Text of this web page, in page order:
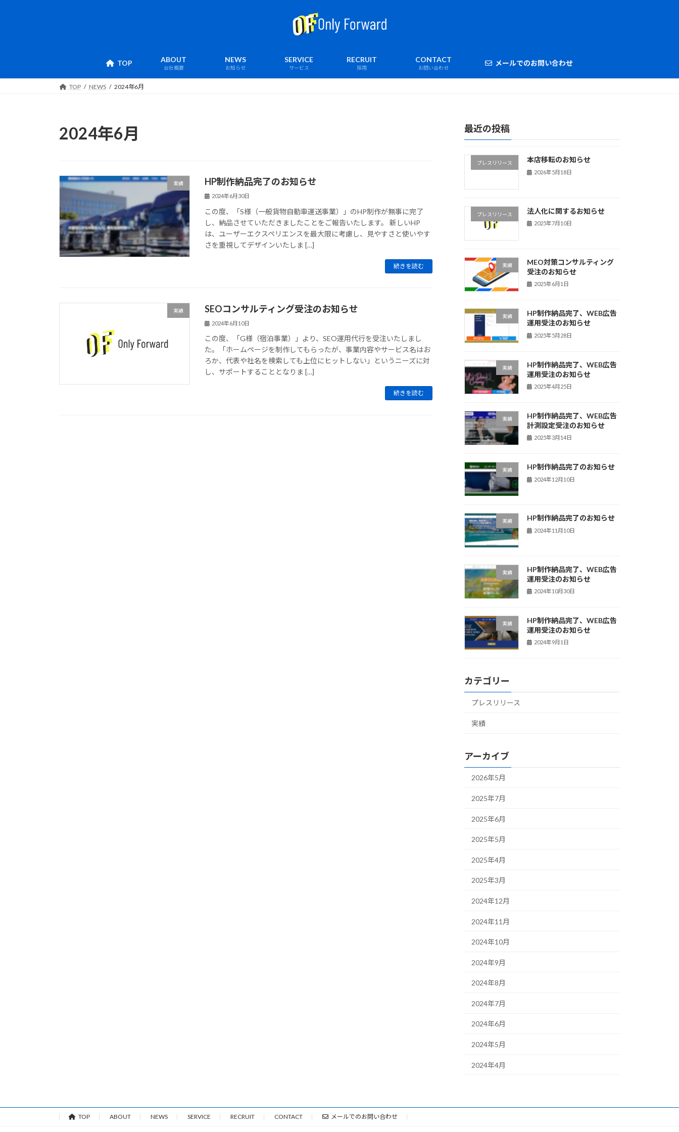
ス
ン
TOP ABOUT
会社概要
NEWS
お知らせ
SERVICE
サービス
RECRUIT
採用
CONTACT
お問い合わせ
メールでのお問い合わせ
TOP NEWS 2024年6月
2024年6月
実績 HP制作納品完了のお知らせ
2024年6月30日
この度、「S様（一般貨物自動車運送事業）」のHP制作が無事に完了
し、納品させていただきましたことをご報告いたします。 新しいHP
は、ユーザーエクスペリエンスを最大限に考慮し、見やすさと使いやす
さを重視してデザインいたしま […]
続きを読む
実績 SEOコンサルティング受注のお知らせ
2024年6月10日
この度、「G様（宿泊事業）」より、SEO運用代行を受注いたしまし
た。「ホームページを制作してもらったが、事業内容やサービス名はお
ろか、代表や社名を検索しても上位にヒットしない」というニーズに対
し、サポートすることとなりま […]
続きを読む
最近の投稿
プレスリリース 本店移転のお知らせ
2026年5月18日
プレスリリース 法人化に関するお知らせ
2025年7月10日
実績
MEO対策コンサルティング
受注のお知らせ
2025年6月1日
実績
HP制作納品完了、WEB広告
運用受注のお知らせ
2025年5月28日
実績
HP制作納品完了、WEB広告
運用受注のお知らせ
2025年4月25日
実績
HP制作納品完了、WEB広告
計測設定受注のお知らせ
2025年3月14日
実績 HP制作納品完了のお知らせ
2024年12月10日
実績 HP制作納品完了のお知らせ
2024年11月10日
実績
HP制作納品完了、WEB広告
運用受注のお知らせ
2024年10月30日
実績
HP制作納品完了、WEB広告
運用受注のお知らせ
2024年9月1日
カテゴリー
プレスリリース
実績
アーカイブ
2026年5月
2025年7月
2025年6月
2025年5月
2025年4月
2025年3月
2024年12月
2024年11月
2024年10月
2024年9月
2024年8月
2024年7月
2024年6月
2024年5月
2024年4月
TOP ABOUT NEWS SERVICE RECRUIT CONTACT メールでのお問い合わせ